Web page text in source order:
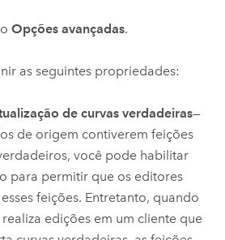
Opções avançadas.
as seguintes propriedades:
de curvas verdadeiras—
de origem contiverem feições
você pode habilitar
para permitir que os editores
feições. Entretanto, quando
edições em um cliente que